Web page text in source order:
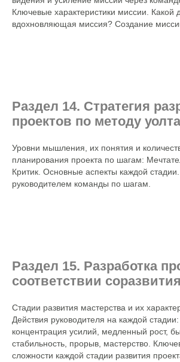
Ключевые характеристики миссии. Какой
вдохновляющая миссия? Создание
Раздел 14. Стратегия
проектов по методу
Уровни мышления, их понятия и
планирования проекта по шагам:
Критик. Основные аспекты каждой
руководителем команды по шагам.
Раздел 15. Разработка
соответствии
Стадии развития мастерства и их
Действия руководителя на каждой
концентрация усилий, медленный рост,
стабильность, прорыв, мастерство.
сложности каждой стадии развития